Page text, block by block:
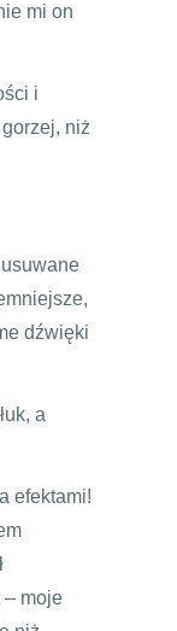
mi on
i
niż
dźwięki
a
efektami!
– moje